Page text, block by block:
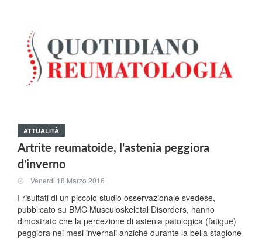
ATTUALITÀ
Artrite reumatoide, l'astenia peggiora
d'inverno
Venerdi 18 Marzo 2016
I risultati di un piccolo studio osservazionale svedese,
pubblicato su BMC Musculoskeletal Disorders, hanno
dimostrato che la percezione di astenia patologica (fatigue)
peggiora nei mesi invernali anziché durante la bella stagione